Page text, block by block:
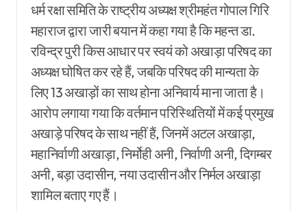
धर्म रक्षा समिति के राष्ट्रीय अध्यक्ष श्रीमहंत गोपाल गिरि
महाराज द्वारा जारी बयान में कहा गया है कि महन्त डा.
रविन्द्र पुरी किस आधार पर स्वयं को अखाड़ा परिषद का
अध्यक्ष घोषित कर रहे हैं, जबकि परिषद की मान्यता के
लिए 13 अखाड़ों का साथ होना अनिवार्य माना जाता है।
आरोप लगाया गया कि वर्तमान परिस्थितियों में कई प्रमुख
अखाड़े परिषद के साथ नहीं हैं, जिनमें अटल अखाड़ा,
महानिर्वाणी अखाड़ा, निर्मोही अनी, निर्वाणी अनी, दिगम्बर
अनी, बड़ा उदासीन, नया उदासीन और निर्मल अखाड़ा
शामिल बताए गए हैं।